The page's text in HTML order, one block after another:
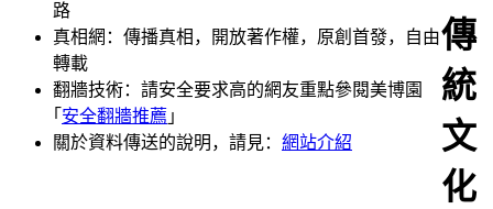
路
真相網：傳播真相，開放著作權，原創首發，自由
轉載
翻牆技術：請安全要求高的網友重點參閱美博園
｢ 安全翻牆推薦 ｣
關於資料傳送的說明，請見： 網站介紹
傳
統
文
化